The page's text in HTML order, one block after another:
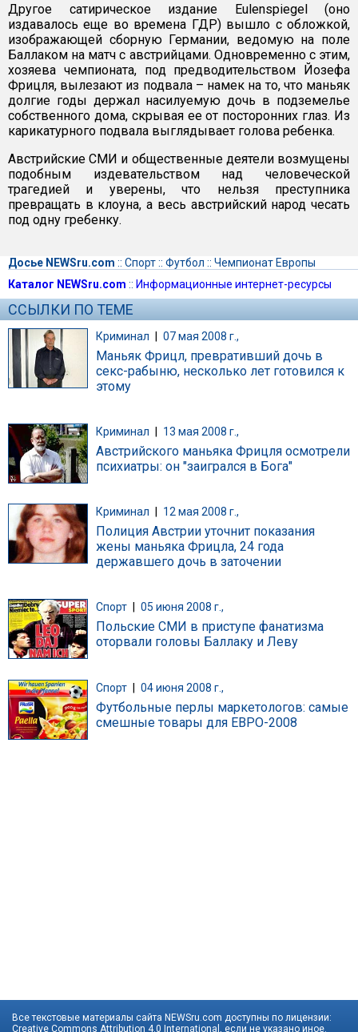
Другое сатирическое издание Eulenspiegel (оно
издавалось еще во времена ГДР) вышло с обложкой,
изображающей сборную Германии, ведомую на поле
Баллаком на матч с австрийцами. Одновременно с этим,
хозяева чемпионата, под предводительством Йозефа
Фрицля, вылезают из подвала – намек на то, что маньяк
долгие годы держал насилуемую дочь в подземелье
собственного дома, скрывая ее от посторонних глаз. Из
карикатурного подвала выглядывает голова ребенка.
Австрийские СМИ и общественные деятели возмущены
подобным издевательством над человеческой
трагедией и уверены, что нельзя преступника
превращать в клоуна, а весь австрийский народ чесать
под одну гребенку.
Досье NEWSru.com :: Спорт:: Футбол :: Чемпионат Европы
Каталог NEWSru.com :: Информационные интернет-ресурсы
ССЫЛКИ ПО ТЕМЕ
Криминал | 07 мая 2008 г.,
Маньяк Фрицл, превративший дочь в
секс-рабыню, несколько лет готовился к
этому
Криминал 13 мая 2008 г.,
Австрийского маньяка Фрицля осмотрели
психиатры: он "заигрался в Бога"
Криминал 12 мая 2008 г.,
Полиция Австрии уточнит показания
жены маньяка Фрицла, 24 года
державшего дочь в заточении
Спорт 05 июня 2008 г.,
Польские СМИ в приступе фанатизма
оторвали головы Баллаку и Леву
Спорт | 04 июня 2008 г.,
Футбольные перлы маркетологов: самые
смешные товары для ЕВРО-2008
Все текстовые материалы сайта NEWSru.com доступны по лицензии:
Creative Commons Attribution 4.0 International , если не указано иное.